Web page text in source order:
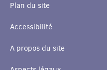
Plan du site
Accessibilité
A propos du site